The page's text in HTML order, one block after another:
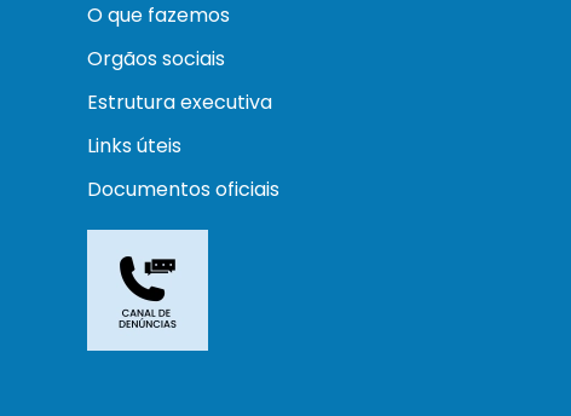
O que fazemos
Orgãos sociais
Estrutura executiva
Links úteis
Documentos oficiais